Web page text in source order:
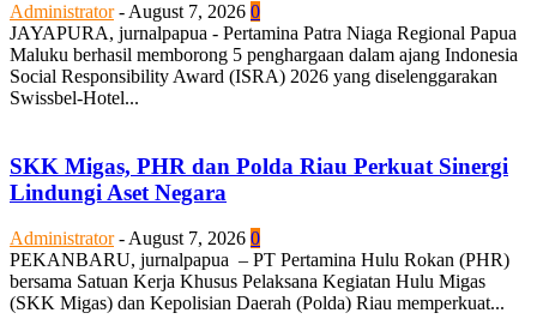
Administrator - August 7, 2026 0
JAYAPURA, jurnalpapua - Pertamina Patra Niaga Regional Papua
Maluku berhasil memborong 5 penghargaan dalam ajang Indonesia
Social Responsibility Award (ISRA) 2026 yang diselenggarakan
Swissbel-Hotel...
SKK Migas, PHR dan Polda Riau Perkuat Sinergi
Lindungi Aset Negara
Administrator -August 7, 2026 0
PEKANBARU, jurnalpapua – PT Pertamina Hulu Rokan (PHR)
bersama Satuan Kerja Khusus Pelaksana Kegiatan Hulu Migas
(SKK Migas) dan Kepolisian Daerah (Polda) Riau memperkuat...